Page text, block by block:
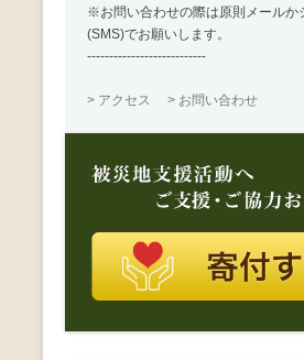
※お問い合わせの際は原則メールか
(SMS)でお願いします。
---------------------------
> アクセス > お問い合わせ